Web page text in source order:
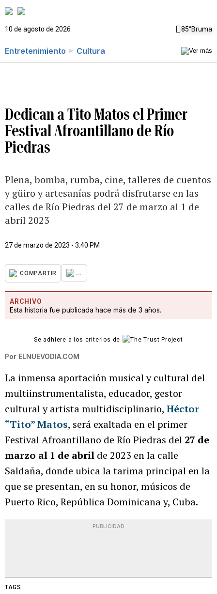
10 de agosto de 2026 85°Bruma
Entretenimiento Cultura
Dedican a Tito Matos el Primer
Festival Afroantillano de Río
Piedras
Plena, bomba, rumba, cine, talleres de cuentos
y güiro y artesanías podrá disfrutarse en las
calles de Río Piedras del 27 de marzo al 1 de
abril 2023
27 de marzo de 2023 - 3:40 PM
COMPARTIR ...
ARCHIVO
Esta historia fue publicada hace más de 3 años.
Se adhiere a los criterios de
Por ELNUEVODIA.COM
La inmensa aportación musical y cultural del
multiinstrumentalista, educador, gestor
cultural y artista multidisciplinario, Héctor
“Tito” Matos, será exaltada en el primer
Festival Afroantillano de Río Piedras del 27 de
marzo al 1 de abril de 2023 en la calle
Saldaña, donde ubica la tarima principal en la
que se presentan, en su honor, músicos de
Puerto Rico, República Dominicana y, Cuba.
PUBLICIDAD
TAGS